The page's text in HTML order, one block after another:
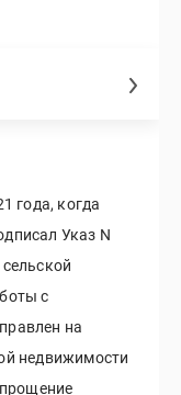
года, когда
Указ N
с
на
недвижимости